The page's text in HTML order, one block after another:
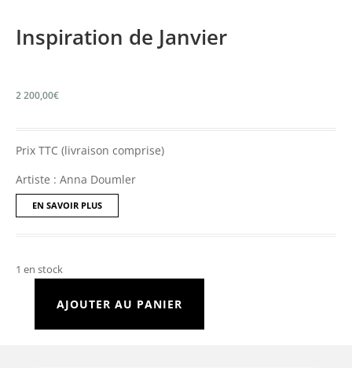
Inspiration de Janvier
2 200,00€
Prix TTC (livraison comprise)
Artiste : Anna Doumler
EN SAVOIR PLUS
1 en stock
quantité
AJOUTER AU PANIER